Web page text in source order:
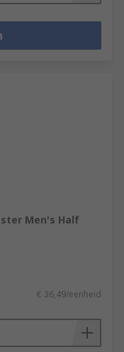
Men's Half
€ 36,49/eenheid